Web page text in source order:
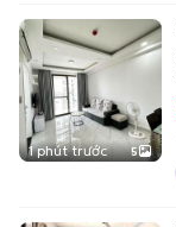
1 phút trước 5